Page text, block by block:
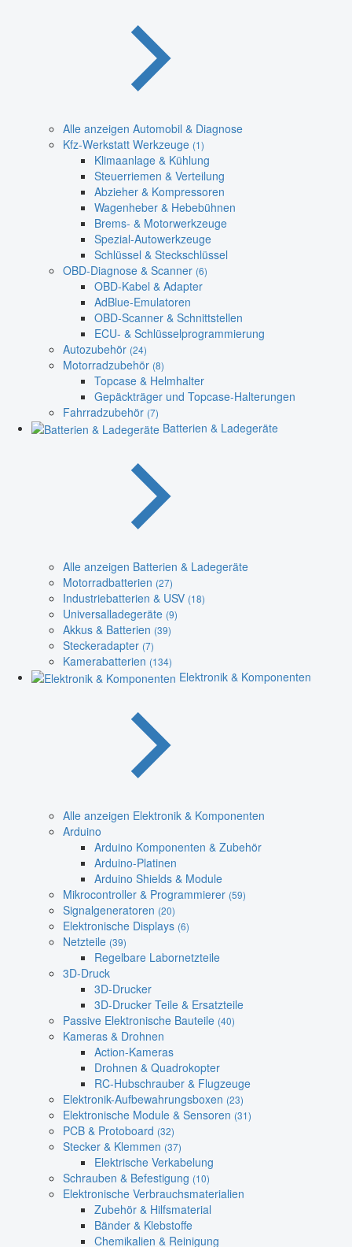
Alle anzeigen Automobil & Diagnose
Kfz-Werkstatt Werkzeuge (1)
Klimaanlage & Kühlung
Steuerriemen & Verteilung
Abzieher & Kompressoren
Wagenheber & Hebebühnen
Brems- & Motorwerkzeuge
Spezial-Autowerkzeuge
Schlüssel & Steckschlüssel
OBD-Diagnose & Scanner (6)
OBD-Kabel & Adapter
AdBlue-Emulatoren
OBD-Scanner & Schnittstellen
ECU- & Schlüsselprogrammierung
Autozubehör (24)
Motorradzubehör (8)
Topcase & Helmhalter
Gepäckträger und Topcase-Halterungen
Fahrradzubehör (7)
Batterien & Ladegeräte
Alle anzeigen Batterien & Ladegeräte
Motorradbatterien (27)
Industriebatterien & USV (18)
Universalladegeräte (9)
Akkus & Batterien (39)
Steckeradapter (7)
Kamerabatterien (134)
Elektronik & Komponenten
Alle anzeigen Elektronik & Komponenten
Arduino
Arduino Komponenten & Zubehör
Arduino-Platinen
Arduino Shields & Module
Mikrocontroller & Programmierer (59)
Signalgeneratoren (20)
Elektronische Displays (6)
Netzteile (39)
Regelbare Labornetzteile
3D-Druck
3D-Drucker
3D-Drucker Teile & Ersatzteile
Passive Elektronische Bauteile (40)
Kameras & Drohnen
Action-Kameras
Drohnen & Quadrokopter
RC-Hubschrauber & Flugzeuge
Elektronik-Aufbewahrungsboxen (23)
Elektronische Module & Sensoren (31)
PCB & Protoboard (32)
Stecker & Klemmen (37)
Elektrische Verkabelung
Schrauben & Befestigung (10)
Elektronische Verbrauchsmaterialien
Zubehör & Hilfsmaterial
Bänder & Klebstoffe
Chemikalien & Reinigung